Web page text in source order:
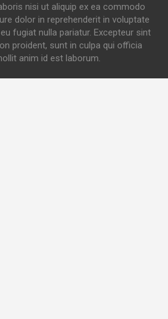
nisi ut aliquip ex ea commodo
dolor in reprehenderit in voluptate
fugiat nulla pariatur. Excepteur sint
proident, sunt in culpa qui officia
anim id est laborum.